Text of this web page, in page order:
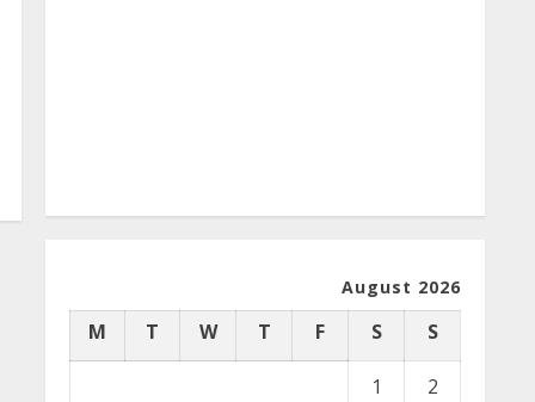
August 2026
M T W T F S S
1
2